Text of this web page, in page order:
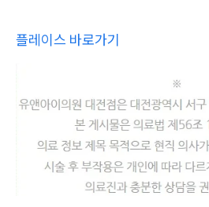
플레이스 바로가기